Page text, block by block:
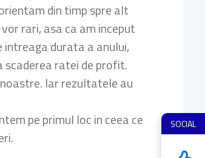
SOCIAL
din timp spre alt
rari, asa ca am inceput
durata a anului,
scaderea ratei de profit.
Iar rezultatele au
pe primul loc in ceea ce